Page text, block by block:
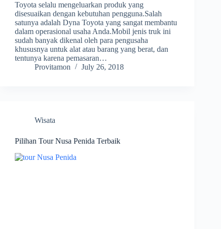
Toyota selalu mengeluarkan produk yang
disesuaikan dengan kebutuhan pengguna.Salah
satunya adalah Dyna Toyota yang sangat membantu
dalam operasional usaha Anda.Mobil jenis truk ini
sudah banyak dikenal oleh para pengusaha
khususnya untuk alat atau barang yang berat, dan
tentunya karena pemasaran…
Provitamon
July 26, 2018
Wisata
Pilihan Tour Nusa Penida Terbaik